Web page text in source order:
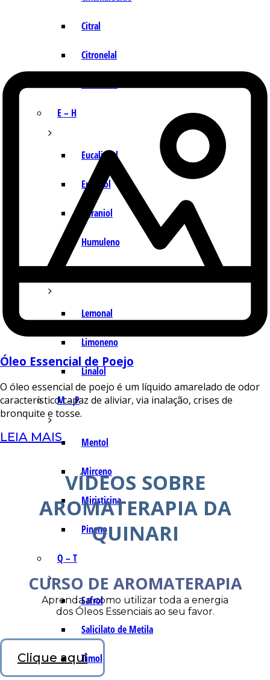
Citral
Citronelal
E – H
Eucaliptol
Eugenol
Geraniol
Humuleno
Lemonal
Limoneno
Linalol
M – P
Mentol
Mirceno
Miristicina
Pineno
Q – T
Safrol
Salicilato de Metila
Timol
Óleo Essencial de Poejo
O óleo essencial de poejo é um líquido amarelado de odor
característico capaz de aliviar, via inalação, crises de
bronquite e tosse.
LEIA MAIS
VÍDEOS SOBRE
AROMATERAPIA DA
QUINARI
CURSO DE AROMATERAPIA
Aprenda a como utilizar toda a energia
dos Óleos Essenciais ao seu favor.
Clique aqui